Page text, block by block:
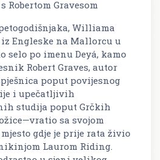
Gravesom
Williama
Engleske na Mallorcu u
selo po imenu Deyá, kamo
Robert Graves, autor
poput povijesnog
i upečatljivih
studija poput Grčkih
sa svojom
gdje je prije rata živio
Laurom Riding.